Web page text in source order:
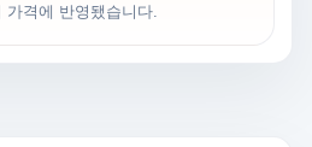
격에 반영됐습니다.